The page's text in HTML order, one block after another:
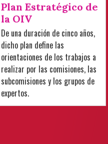
Plan Estratégico de
la OIV
De una duración de cinco años,
dicho plan define las
orientaciones de los trabajos a
realizar por las comisiones, las
subcomisiones y los grupos de
expertos.